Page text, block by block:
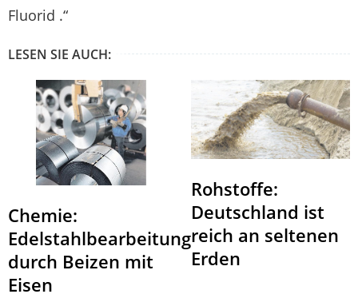
Fluorid .“
LESEN SIE AUCH:
Chemie:
Edelstahlbearbeitung
durch Beizen mit
Eisen
Rohstoffe:
Deutschland ist
reich an seltenen
Erden